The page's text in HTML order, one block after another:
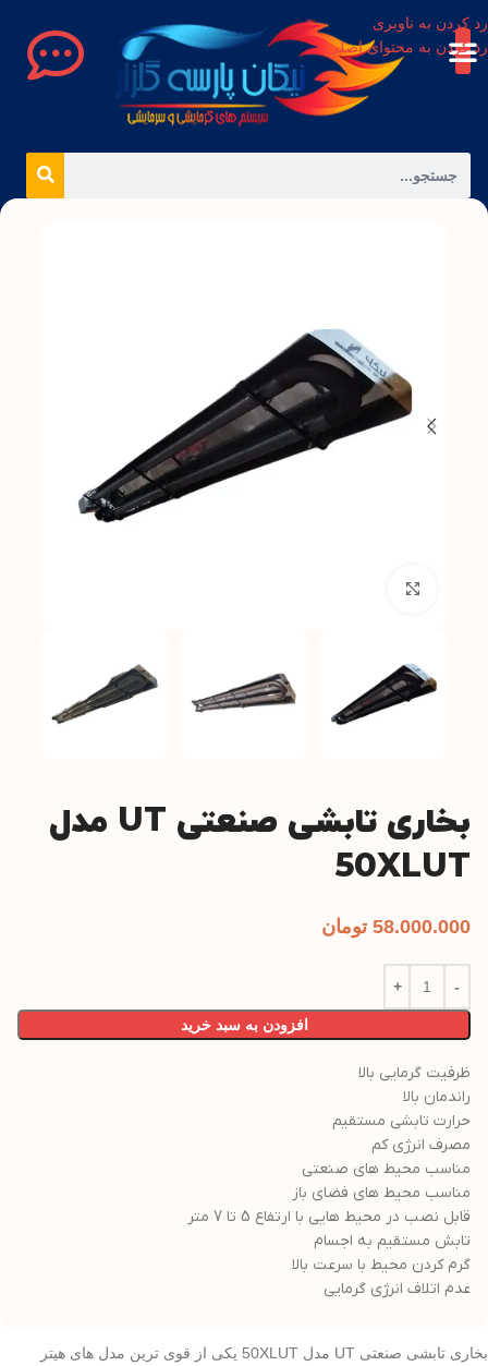
رد کردن به ناوبری
رد کردن به محتوای اصلی
بخاری تابشی صنعتی UT مدل
50XLUT
58.000.000 تومان
افزودن به سبد خرید
ظرفیت گرمایی بالا
راندمان بالا
حرارت تابشی مستقیم
مصرف انرژی کم
مناسب محیط های صنعتی
مناسب محیط های فضای باز
قابل نصب در محیط هایی با ارتفاع 5 تا 7 متر
تابش مستقیم به اجسام
گرم کردن محیط با سرعت بالا
عدم اتلاف انرژی گرمایی
بخاری تابشی صنعتی UT مدل 50XLUT یکی از قوی ترین مدل های هیتر